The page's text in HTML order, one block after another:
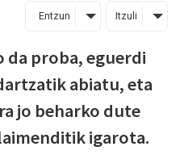
Entzun Itzuli
proba, eguerdi
abiatu, eta
jo beharko dute
igarota.